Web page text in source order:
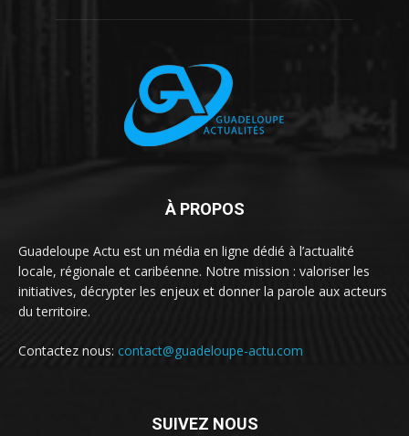
À PROPOS
Guadeloupe Actu est un média en ligne dédié à l’actualité
locale, régionale et caribéenne. Notre mission : valoriser les
initiatives, décrypter les enjeux et donner la parole aux acteurs
du territoire.
Contactez nous: contact@guadeloupe-actu.com
SUIVEZ NOUS